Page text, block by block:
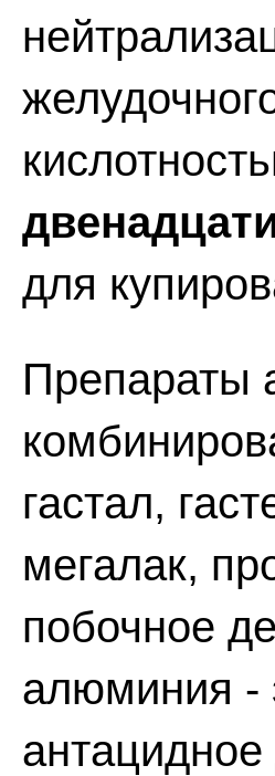
для
Препараты
гастал,
мегалак,
побочное
алюминия -